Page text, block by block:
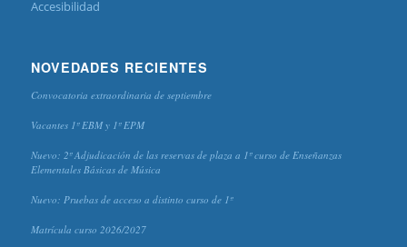
Accesibilidad
NOVEDADES RECIENTES
Convocatoria extraordinaria de septiembre
Vacantes 1º EBM y 1º EPM
Nuevo: 2º Adjudicación de las reservas de plaza a 1º curso de Enseñanzas
Elementales Básicas de Música
Nuevo: Pruebas de acceso a distinto curso de 1º
Matrícula curso 2026/2027